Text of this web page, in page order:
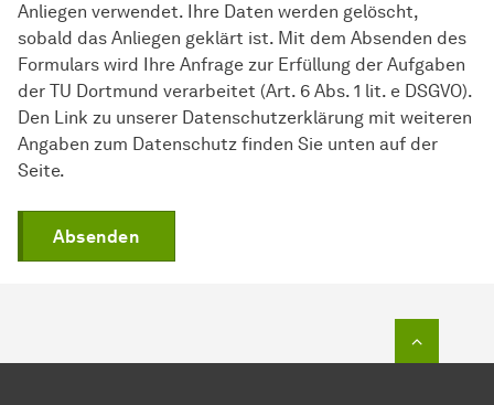
Anliegen verwendet. Ihre Daten werden gelöscht,
sobald das Anliegen geklärt ist. Mit dem Absenden des
Formulars wird Ihre Anfrage zur Erfüllung der Aufgaben
der TU Dortmund verarbeitet (Art. 6 Abs. 1 lit. e DSGVO).
Den Link zu unserer Datenschutzerklärung mit weiteren
Angaben zum Datenschutz finden Sie unten auf der
Seite.
Absenden